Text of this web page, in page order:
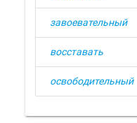
завоевательный
восставать
освободительный